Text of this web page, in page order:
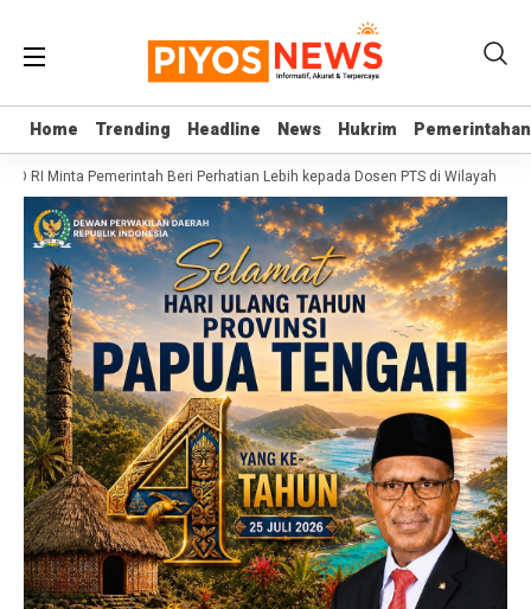
Home Trending Headline News Hukrim Pemerintahan
Home Trending Headline News Hukrim Pemerintahan
RI Minta Pemerintah Beri Perhatian Lebih kepada Dosen PTS di Wilayah 3T